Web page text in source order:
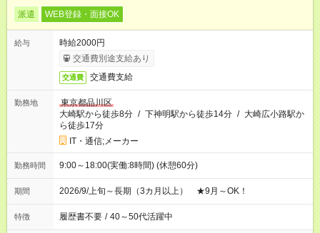
派遣 WEB登録・面接OK
給与
時給2000円
交通費別途支給あり
交通費 交通費支給
勤務地
東京都品川区
大崎駅から徒歩8分 / 下神明駅から徒歩14分 / 大崎広小路駅か
ら徒歩17分
IT・通信;メーカー
勤務時間 9:00～18:00(実働:8時間) (休憩60分)
期間 2026/9/上旬～長期（3カ月以上） ★9月～OK！
特徴 履歴書不要 / 40～50代活躍中